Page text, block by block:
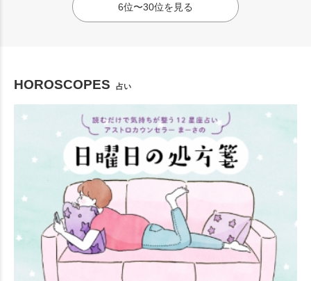
6位〜30位を見る
HOROSCOPES 占い